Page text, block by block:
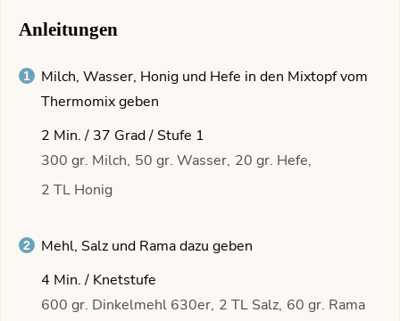
Anleitungen
Milch, Wasser, Honig und Hefe in den Mixtopf vom
Thermomix geben
2 Min. / 37 Grad / Stufe 1
300 gr. Milch, 50 gr. Wasser, 20 gr. Hefe,
2 TL Honig
Mehl, Salz und Rama dazu geben
4 Min. / Knetstufe
600 gr. Dinkelmehl 630er, 2 TL Salz, 60 gr. Rama